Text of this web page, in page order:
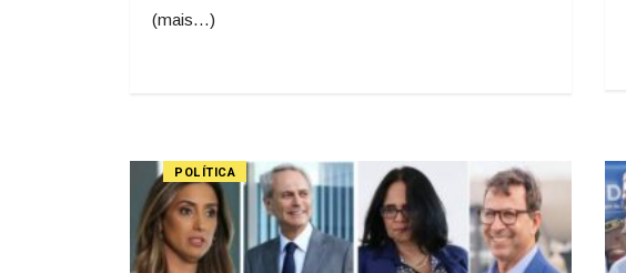
(mais…)
POLÍTICA